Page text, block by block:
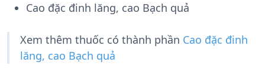
Cao đặc đinh lăng, cao Bạch quả
Xem thêm thuốc có thành phần Cao đặc đinh
lăng, cao Bạch quả